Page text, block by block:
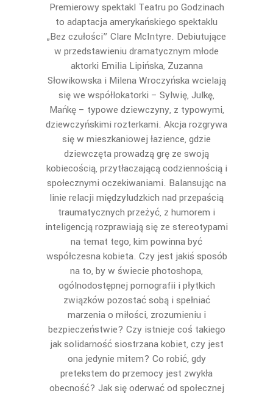
Premierowy spektakl Teatru po Godzinach
to adaptacja amerykańskiego spektaklu
„Bez czułości” Clare McIntyre. Debiutujące
w przedstawieniu dramatycznym młode
aktorki Emilia Lipińska, Zuzanna
Słowikowska i Milena Wroczyńska wcielają
się we współlokatorki – Sylwię, Julkę,
Mańkę – typowe dziewczyny, z typowymi,
dziewczyńskimi rozterkami. Akcja rozgrywa
się w mieszkaniowej łazience, gdzie
dziewczęta prowadzą grę ze swoją
kobiecością, przytłaczającą codziennością i
społecznymi oczekiwaniami. Balansując na
linie relacji międzyludzkich nad przepaścią
traumatycznych przeżyć, z humorem i
inteligencją rozprawiają się ze stereotypami
na temat tego, kim powinna być
współczesna kobieta. Czy jest jakiś sposób
na to, by w świecie photoshopa,
ogólnodostępnej pornografii i płytkich
związków pozostać sobą i spełniać
marzenia o miłości, zrozumieniu i
bezpieczeństwie? Czy istnieje coś takiego
jak solidarność siostrzana kobiet, czy jest
ona jedynie mitem? Co robić, gdy
pretekstem do przemocy jest zwykła
obecność? Jak się oderwać od społecznej